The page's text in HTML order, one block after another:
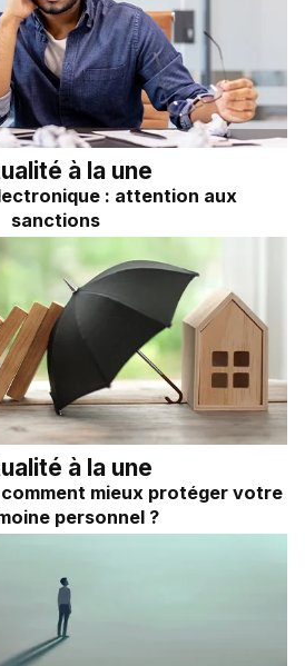
à la une
: attention aux
sanctions
à la une
comment mieux protéger votre
personnel ?